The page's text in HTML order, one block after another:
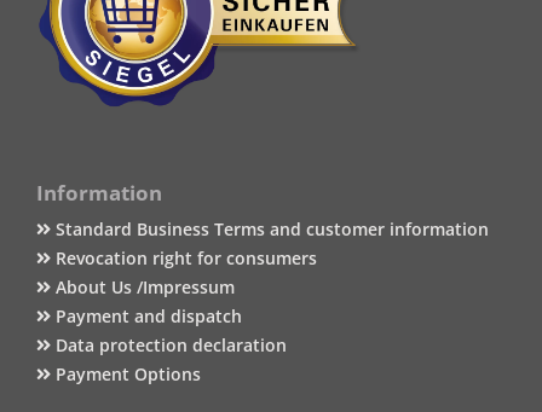
Information
Standard Business Terms and customer information
Revocation right for consumers
About Us /Impressum
Payment and dispatch
Data protection declaration
Payment Options